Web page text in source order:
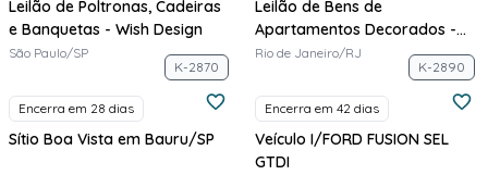
Leilão de Poltronas, Cadeiras
e Banquetas - Wish Design
São Paulo/SP
Leilão de Bens de
Apartamentos Decorados -
Performance
Rio de Janeiro/RJ
K-2870
Encerra em 28 dias
Sítio Boa Vista em Bauru/SP
K-2890
Encerra em 42 dias
Veículo I/FORD FUSION SEL
GTDI